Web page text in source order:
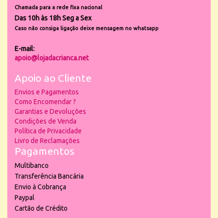
Chamada para a rede fixa nacional
Das 10h às 18h Seg a Sex
Caso não consiga ligação deixe mensagem no whatsapp
E-mail:
apoio@lojadacrianca.net
Apoio ao Cliente
Envios e Pagamentos
Como Encomendar ?
Garantias e Devoluções
Condições de Venda
Política de Privacidade
Livro de Reclamações
Pagamentos
Multibanco
Transferência Bancária
Envio à Cobrança
Paypal
Cartão de Crédito